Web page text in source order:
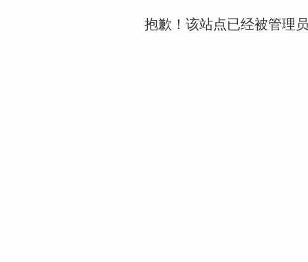
抱歉！该站点已经被管理